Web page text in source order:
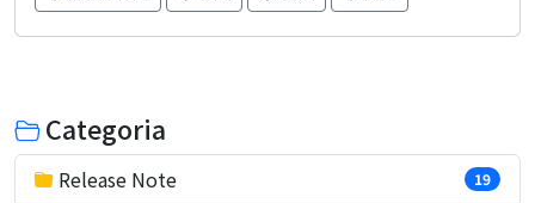
Categoria
Release Note 19